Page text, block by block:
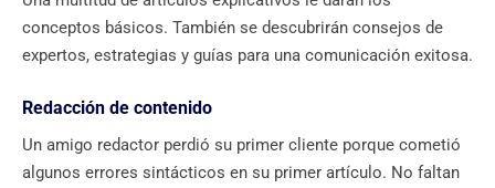
conceptos básicos. También se descubrirán consejos de
expertos, estrategias y guías para una comunicación exitosa.
Redacción de contenido
Un amigo redactor perdió su primer cliente porque cometió
algunos errores sintácticos en su primer artículo. No faltan